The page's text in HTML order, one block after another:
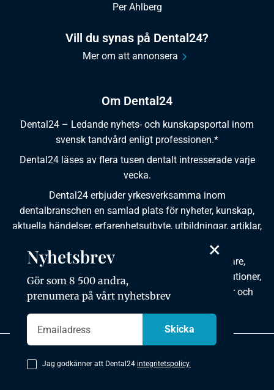
Om Dental24
Dental24 – Ledande nyhets- och kunskapsportal inom
svensk tandvård enligt professionen.*
Dental24 läses av flera tusen dentalt intresserade varje
vecka.
Dental24 erbjuder yrkesverksamma inom
dentalbranschen en samlad plats för nyheter, kunskap,
aktuella händelser, erfarenhetsutbyte, utbildningar, artiklar,
Dental24 produceras i samverkan med tandläkare,
tandhygienister, tandsköterskor, tandtekniker, institutioner,
kursgivare, föreningar, organisationer, leverantörer och
Per Ahlberg
Vill du synas på Dental24?
Mer om att annonsera
Copyright © 2026 Dental24. All rights reserved.
×
Nyhetsbrev
Gör som 8 500 andra,
prenumera på vårt nyhetsbrev
Jag godkänner att Dental24 integritetspolicy.